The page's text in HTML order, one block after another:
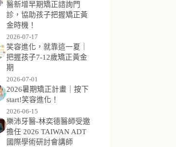
醫新增早期矯正諮詢門
診，協助孩子把握矯正黃
金時機！
2026-07-17
笑容進化，就靠這一夏｜
把握孩子7-12歲矯正黃金
期
2026-07-01
2026暑期矯正計畫｜按下
start!笑容進化！
2026-06-15
樂沛牙醫-林奕德醫師受邀
擔任 2026 TAIWAN ADT
國際學術研討會講師